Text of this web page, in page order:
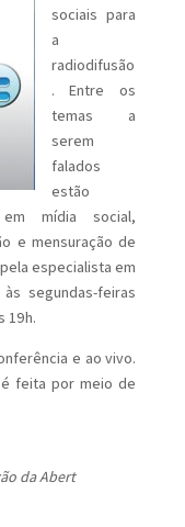
sociais para
a
radiodifusão
. Entre os
temas a
serem
falados
estão
em mídia social,
e mensuração de
especialista em
segundas-feiras
19h.
e ao vivo.
feita por meio de
da Abert